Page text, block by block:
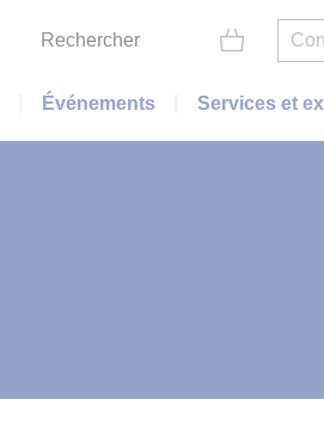
Rechercher
Événements Services et